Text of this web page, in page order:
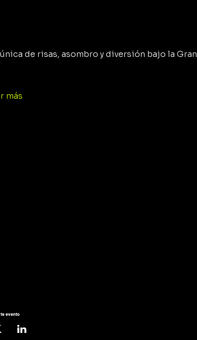
de risas, asombro y diversión bajo la Gran
más
evento